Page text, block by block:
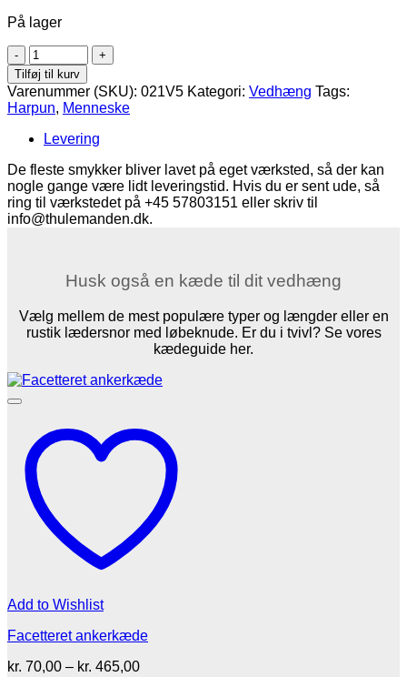
På lager
Harpunmand
(14k
guld)
antal
Tilføj til kurv
Varenummer (SKU): 021V5 Kategori: Vedhæng Tags:
Harpun, Menneske
Levering
De fleste smykker bliver lavet på eget værksted, så der kan
nogle gange være lidt leveringstid. Hvis du er sent ude, så
ring til værkstedet på +45 57803151 eller skriv til
info@thulemanden.dk.
Husk også en kæde til dit vedhæng
Vælg mellem de mest populære typer og længder eller en
rustik lædersnor med løbeknude. Er du i tvivl? Se vores
kædeguide her.
Add to Wishlist
Facetteret ankerkæde
kr. 70,00 – kr. 465,00Prisinterval: